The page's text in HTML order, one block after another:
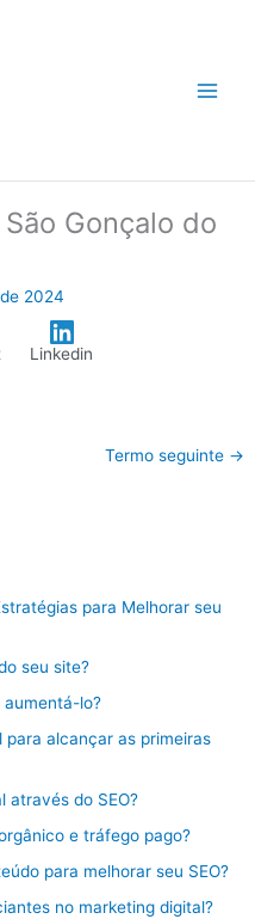
Gonçalo do
2024
Linkedin
Termo seguinte →
para Melhorar seu
seu site?
lo?
para alcançar as primeiras
através do SEO?
e tráfego pago?
para melhorar seu SEO?
no marketing digital?